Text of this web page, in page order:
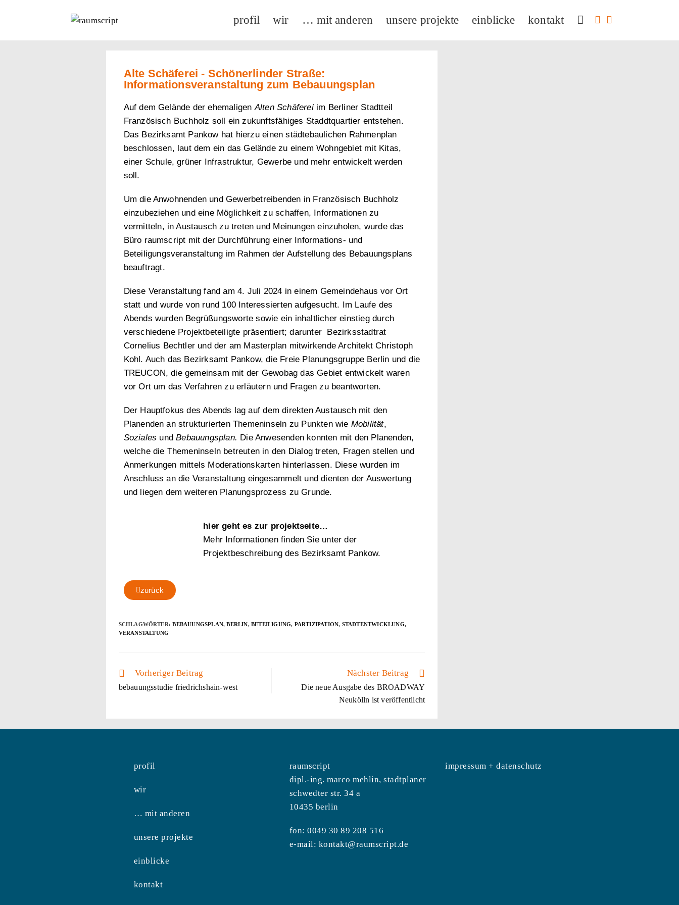
profil wir … mit anderen unsere projekte einblicke kontakt
Alte Schäferei - Schönerlinder Straße:
Informationsveranstaltung zum Bebauungsplan
Auf dem Gelände der ehemaligenAlten Schäfereiim Berliner Stadtteil
Französisch Buchholz soll ein zukunftsfähiges Staddtquartier entstehen.
Das Bezirksamt Pankow hat hierzu einen städtebaulichen Rahmenplan
beschlossen, laut dem ein das Gelände zu einem Wohngebiet mit Kitas,
einer Schule, grüner Infrastruktur, Gewerbe und mehr entwickelt werden
soll.
Um die Anwohnenden und Gewerbetreibenden in Französisch Buchholz
einzubeziehen und eine Möglichkeit zu schaffen, Informationen zu
vermitteln, in Austausch zu treten und Meinungen einzuholen, wurde das
Büro raumscript mit der Durchführung einer Informations- und
Beteiligungsveranstaltung im Rahmen der Aufstellung des Bebauungsplans
beauftragt.
Diese Veranstaltung fand am 4. Juli 2024 in einem Gemeindehaus vor Ort
statt und wurde von rund 100 Interessierten aufgesucht. Im Laufe des
Abends wurden Begrüßungsworte sowie ein inhaltlicher einstieg durch
verschiedene Projektbeteiligte präsentiert; darunter Bezirksstadtrat
Cornelius Bechtler und der am Masterplan mitwirkende Architekt Christoph
Kohl. Auch das Bezirksamt Pankow, die Freie Planungsgruppe Berlin und die
TREUCON, die gemeinsam mit der Gewobag das Gebiet entwickelt waren
vor Ort um das Verfahren zu erläutern und Fragen zu beantworten.
Der Hauptfokus des Abends lag auf dem direkten Austausch mit den
Planenden an strukturierten Themeninseln zu Punkten wie Mobilität,
Soziales undBebauungsplan. Die Anwesenden konnten mit den Planenden,
welche die Themeninseln betreuten in den Dialog treten, Fragen stellen und
Anmerkungen mittels Moderationskarten hinterlassen. Diese wurden im
Anschluss an die Veranstaltung eingesammelt und dienten der Auswertung
und liegen dem weiteren Planungsprozess zu Grunde.
hier geht es zur projektseite…
Mehr Informationen finden Sie unter der
Projektbeschreibung des Bezirksamt Pankow.
zurück
SCHLAGWÖRTER:BEBAUUNGSPLAN, BERLIN, BETEILIGUNG, PARTIZIPATION, STADTENTWICKLUNG,
VERANSTALTUNG
Vorheriger Beitrag
bebauungsstudie friedrichshain-west
Nächster Beitrag
Die neue Ausgabe des BROADWAY
Neukölln ist veröffentlicht
profil
wir
… mit anderen
unsere projekte
einblicke
kontakt
raumscript
dipl.-ing. marco mehlin, stadtplaner
schwedter str. 34 a
10435 berlin
fon: 0049 30 89 208 516
e-mail: kontakt@raumscript.de
impressum + datenschutz